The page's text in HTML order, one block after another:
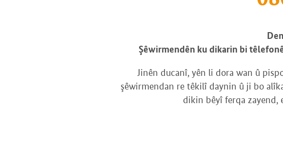
Şêwirmendên ku dikarin bi
Jinên ducanî, yên li dora wan û
şêwirmendan re têkilî daynin û ji bo
dikin bêyî ferqa zayend,